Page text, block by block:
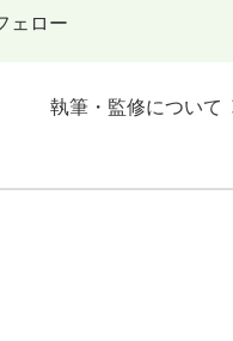
ェロー
執筆・監修について